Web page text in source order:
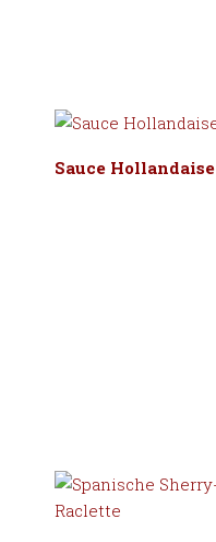
Sauce Hollandaise